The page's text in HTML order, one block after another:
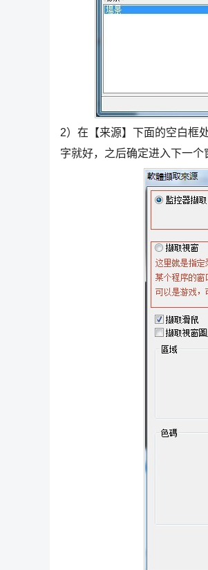
2）在【来源】下面的空白框
字就好，之后确定进入下一个